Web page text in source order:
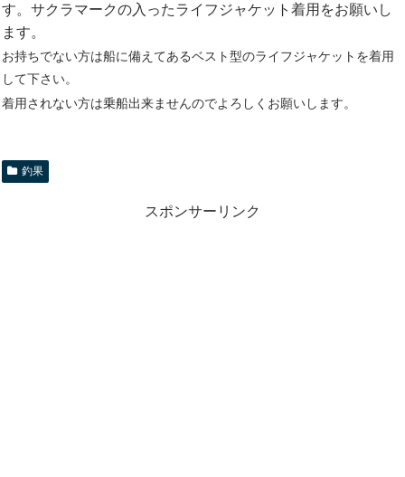
す。サクラマークの入ったライフジャケット着用をお願いし
ます。
お持ちでない方は船に備えてあるベスト型のライフジャケットを着用
して下さい。
着用されない方は乗船出来ませんのでよろしくお願いします。
釣果
スポンサーリンク